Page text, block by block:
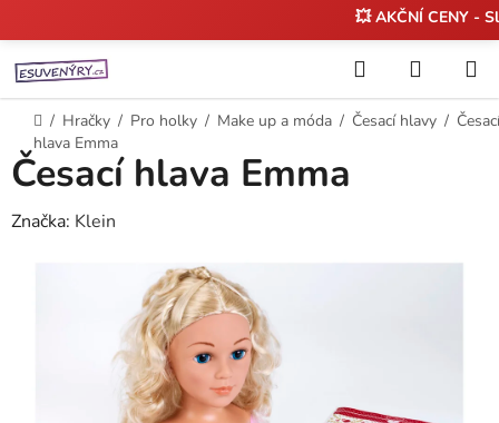
na
obsah
💥 AKČNÍ CENY -
Hledat
KOŠÍK
Domů
/ Hračky / Pro holky / Make up a móda / Česací hlavy / Česací
hlava Emma
Česací hlava Emma
Značka: Klein